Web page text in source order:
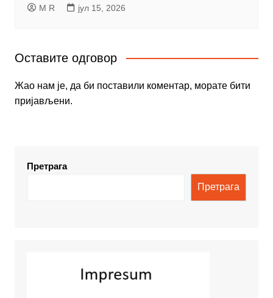
M R јул 15, 2026
Оставите одговор
Жао нам је, да би поставили коментар, морате бити
пријављени.
Претрага
Претрага